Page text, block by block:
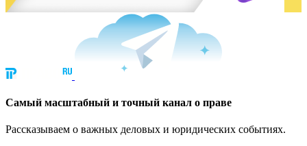
Cамый масштабный и точный канал о праве
Рассказываем о важных деловых и юридических событиях.